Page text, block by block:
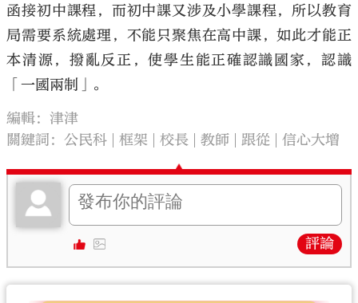
函接初中課程，而初中課又涉及小學課程，所以教育
局需要系統處理，不能只聚焦在高中課，如此才能正
本清源，撥亂反正，使學生能正確認識國家，認識
「一國兩制」。
編輯：津津
關鍵詞：公民科 框架 校長 教師 跟從 信心大增
評論